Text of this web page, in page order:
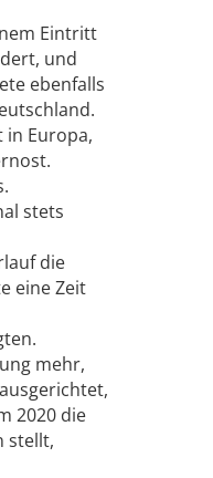
Eintritt
und
ebenfalls
in Europa,
stets
die
eine Zeit
mehr,
2020 die
stellt,